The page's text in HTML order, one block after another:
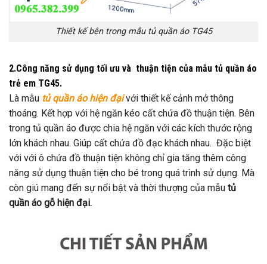
Thiết kế bên trong mẫu tủ quần áo TG45
2.Công năng sử dụng tối ưu và thuận tiện của mẫu tủ quần áo
trẻ em TG45.
Là mẫu tủ quần áo hiện đạivới thiết kế cảnh mở thông
thoáng. Kết hợp với hệ ngăn kéo cất chứa đồ thuận tiện. Bên
trong tủ quần áo được chia hệ ngăn với các kích thước rộng
lớn khách nhau. Giúp cất chứa đồ đạc khách nhau. Đặc biệt
với với ô chứa đồ thuận tiện không chỉ gia tăng thêm công
năng sử dụng thuận tiện cho bé trong quá trình sử dụng. Mà
còn giú mang đến sự nổi bật và thời thượng của mẫu tủ
quần áo gỗ hiện đại.